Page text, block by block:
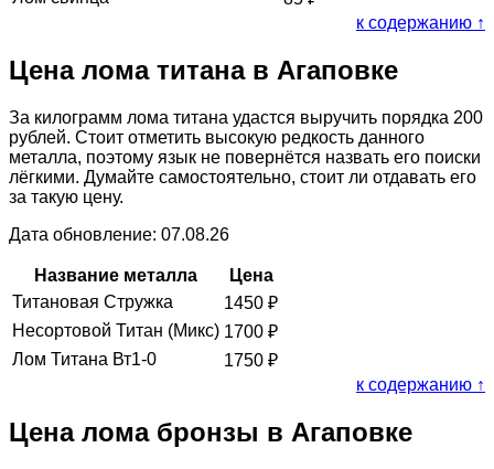
к содержанию ↑
Цена лома титана в Агаповке
За килограмм лома титана удастся выручить порядка 200
рублей. Стоит отметить высокую редкость данного
металла, поэтому язык не повернётся назвать его поиски
лёгкими. Думайте самостоятельно, стоит ли отдавать его
за такую цену.
Дата обновление: 07.08.26
Название металла
Цена
Титановая Стружка
1450 ₽
Несортовой Титан (Микс) 1700 ₽
Лом Титана Вт1-0
1750 ₽
к содержанию ↑
Цена лома бронзы в Агаповке